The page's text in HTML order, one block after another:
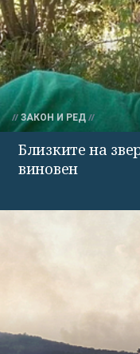
ЗАКОН И РЕД
Близките на
виновен